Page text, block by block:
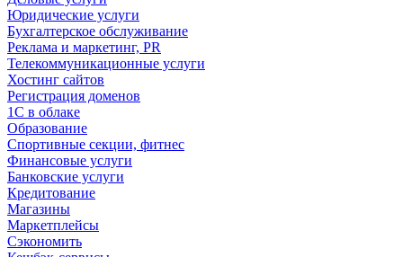
Юридические услуги
Бухгалтерское обслуживание
Реклама и маркетинг, PR
Телекоммуникационные услуги
Хостинг сайтов
Регистрация доменов
1С в облаке
Образование
Спортивные секции, фитнес
Финансовые услуги
Банковские услуги
Кредитование
Магазины
Маркетплейсы
Сэкономить